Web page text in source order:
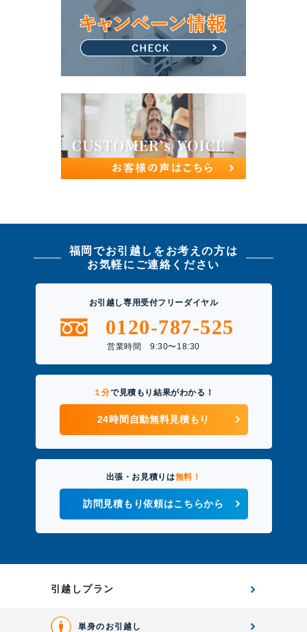
福岡でお引越しをお考えの方は
お気軽にご連絡ください
お引越し専用受付フリーダイヤル
0120-787-525
営業時間 9:30〜18:30
１分で見積もり結果がわかる！
24時間自動無料見積もり
出張・お見積りは無料！
訪問見積もり依頼はこちらから
引越しプラン
単身のお引越し